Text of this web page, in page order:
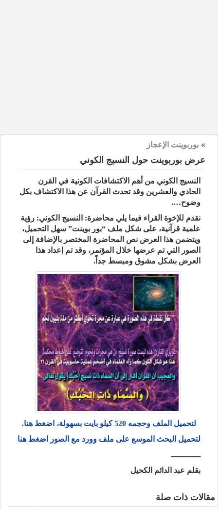
» بوربوينت الإعجاز
عرض بوربوينت حول النسيج الكوني
النسيج الكوني من أهم الاكتشافات الكونية في القرن
الحادي والعشرين وقد تحدث القرآن عن هذا الاكتشاف بكل
وضوح….
نقدم للإخوة القراء فيما يلي محاضرة: النسيج الكوني: رؤية
علمية قرآنية، على شكل ملف “بور بوينت” سهل التحميل،
ويتضمن هذا العرض نص المحاضرة المختصر بالإضافة إلى
الصور التي تم عرضها خلال المؤتمر، وقد تم إعداد هذا
العرض بشكل مشوق ومبسط جداً.
لتحميل الملف وحجمه 520 كيلو بايت بسهولة، اضغط هنا.
لتحميل البحث الموسع على ملف وورد مع الصور اضغط هنا
ــــــــــــ
بقلم عبد الدائم الكحيل
مقالات ذات صلة